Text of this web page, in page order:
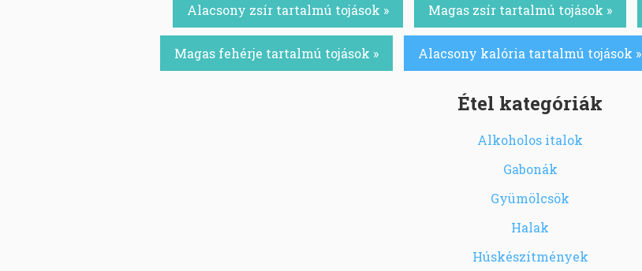
Alacsony zsír tartalmú tojások » Magas zsír tartalmú tojások »
Magas fehérje tartalmú tojások » Alacsony kalória tartalmú tojások »
Étel kategóriák
Alkoholos italok
Gabonák
Gyümölcsök
Halak
Húskészítmények